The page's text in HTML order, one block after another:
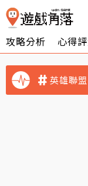
攻略分析 心得
英雄聯盟